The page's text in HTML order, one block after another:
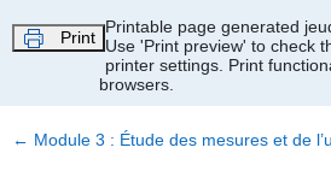
Print
Printable page generated
Use 'Print preview' to check
printer settings. Print
browsers.
← Module 3 : Étude des mesures et de